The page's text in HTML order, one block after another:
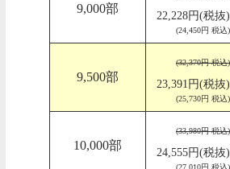
9,000部
22,228円(税抜)
(24,450円 税込)
9,500部
(32,370円 税込)
23,391円(税抜)
(25,730円 税込)
10,000部
(33,980円 税込)
24,555円(税抜)
(27,010円 税込)